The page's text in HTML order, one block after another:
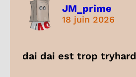
JM_prime
18 juin 2026
dai dai est trop tryhard